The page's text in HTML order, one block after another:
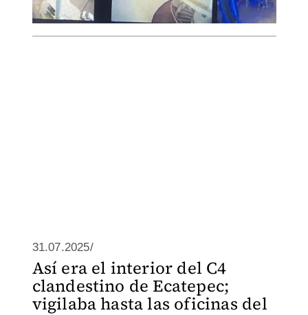
31.07.2025/
Así era el interior del C4
clandestino de Ecatepec;
vigilaba hasta las oficinas del